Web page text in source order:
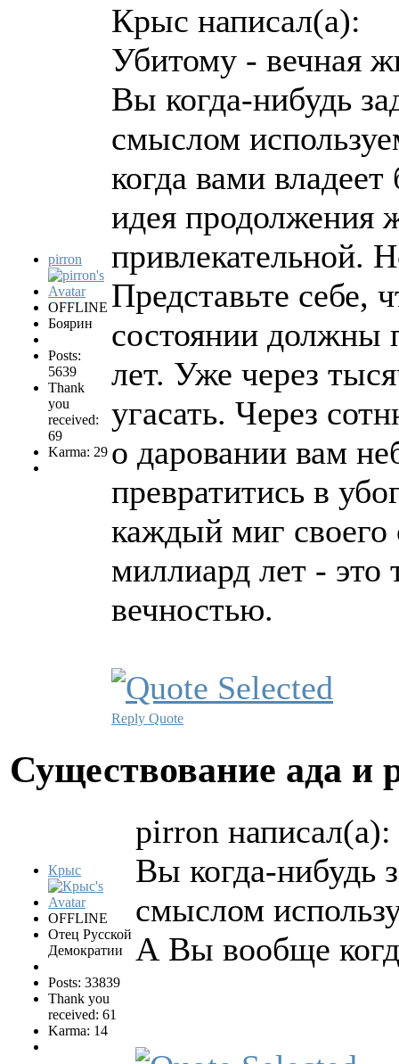
pirron
OFFLINE
Боярин
Posts:
5639
Thank
you
received:
69
Karma: 29
Крыс написал(а):
Убитому - вечная
Вы когда-нибудь
смыслом
когда вами
идея продолжения
привлекательной.
Представьте
состоянии должны
лет. Уже через
угасать. Через
о даровании вам
превратитись в
каждый миг своего
миллиард лет - это
вечностью.
Reply Quote
Существование ада и
Крыс
OFFLINE
Отец Русской
Демократии
Posts: 33839
Thank you
received: 61
Karma: 14
pirron написал(а):
Вы когда-нибудь
смыслом
А Вы вообще